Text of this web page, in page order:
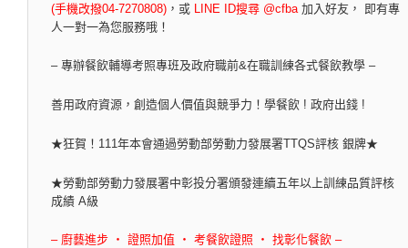
(手機改撥04-7270808) ， 或 LINE ID搜尋 @cfba 加入好友， 即有專
人一對一為您服務哦！
– 專辦餐飲輔導考照專班及政府職前&在職訓練各式餐飲教學 –
善用政府資源，創造個人價值與競爭力！學餐飲 ! 政府出錢 !
★狂賀！111年本會通過勞動部勞動力發展署TTQS評核 銀牌★
★勞動部勞動力發展署中彰投分署頒發連續五年以上訓練品質評核
成績 A級
– 廚藝進步 ‧ 證照加值 ‧ 考餐飲證照 ‧ 找彰化餐飲 –